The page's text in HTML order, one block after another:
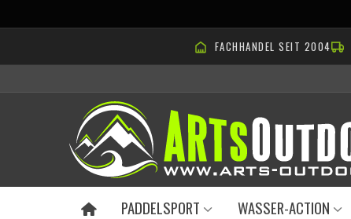
FACHHANDEL SEIT 2004
PADDELSPORT WASSER-ACTION